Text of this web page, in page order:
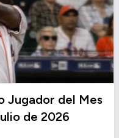
Jugador del Mes
de 2026